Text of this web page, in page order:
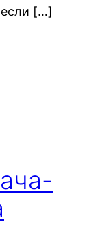
если […]